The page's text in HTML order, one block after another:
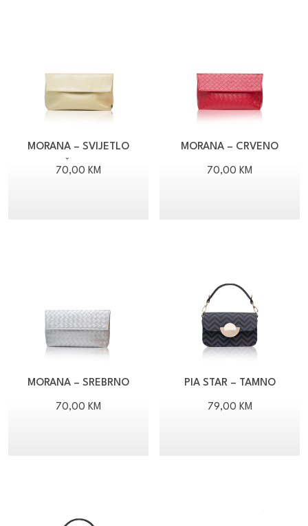
MORANA – SVIJETLO
ŽUTO
70,00 KM
MORANA – CRVENO
70,00 KM
MORANA – SREBRNO
70,00 KM
PIA STAR – TAMNO
PLAVO / CRNO
79,00 KM